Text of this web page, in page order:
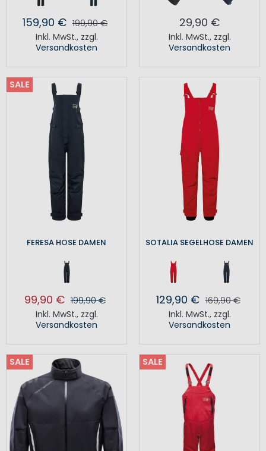
159,90 € 199,90 €
Inkl. MwSt., zzgl.
Versandkosten
29,90 €
Inkl. MwSt., zzgl.
Versandkosten
SALE
FERESA HOSE DAMEN
99,90 € 199,90 €
Inkl. MwSt., zzgl.
Versandkosten
SOTALIA SEGELHOSE DAMEN
129,90 € 169,90 €
Inkl. MwSt., zzgl.
Versandkosten
SALE SALE